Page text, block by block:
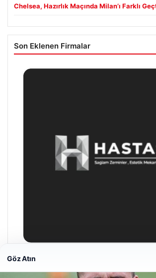
08/08/2026
Chelsea, Hazırlık Maçında Milan’ı Farklı Geçti
Göz Atın